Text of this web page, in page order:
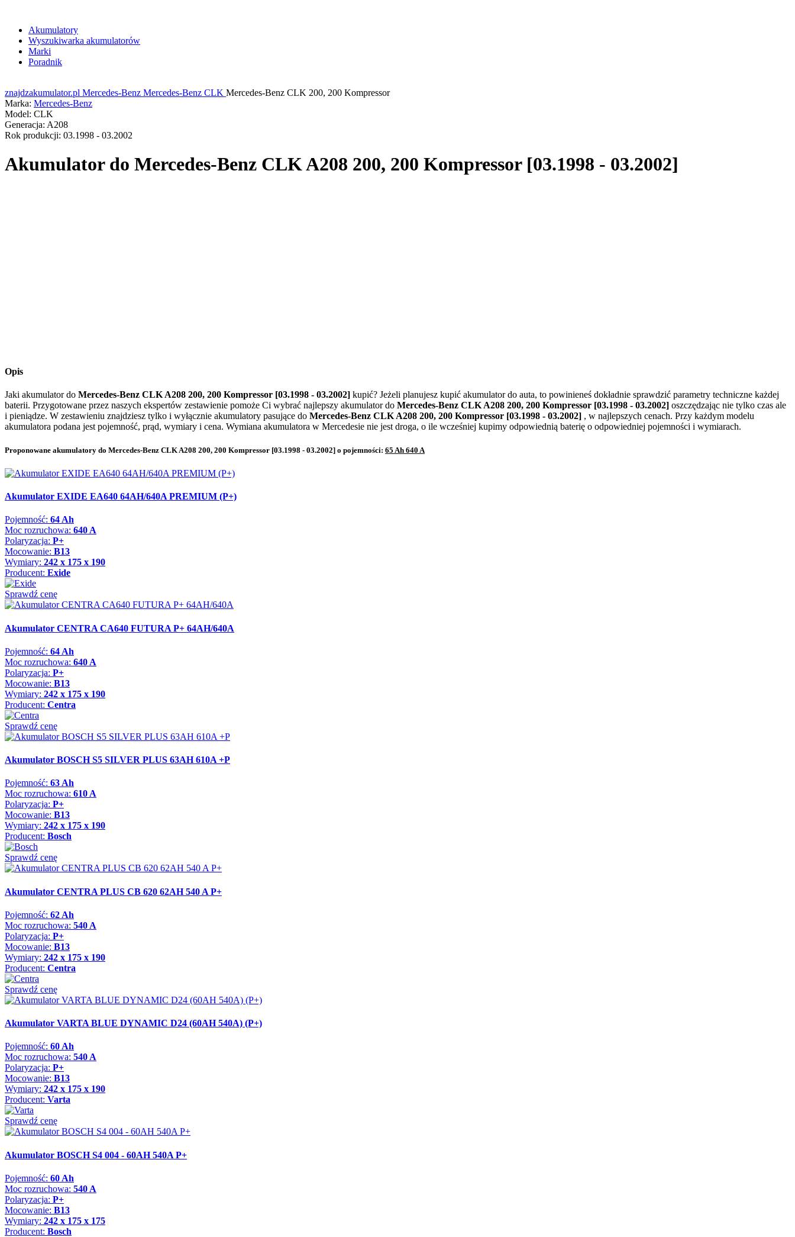
Akumulatory
Wyszukiwarka akumulatorów
Marki
Poradnik
znajdzakumulator.pl Mercedes-Benz Mercedes-Benz CLK Mercedes-Benz CLK 200, 200 Kompressor
Marka: Mercedes-Benz
Model: CLK
Generacja: A208
Rok produkcji: 03.1998 - 03.2002
Akumulator do Mercedes-Benz CLK A208 200, 200 Kompressor [03.1998 - 03.2002]
Opis
Jaki akumulator do Mercedes-Benz CLK A208 200, 200 Kompressor [03.1998 - 03.2002] kupić? Jeżeli planujesz kupić akumulator do auta, to powinieneś dokładnie sprawdzić parametry techniczne każdej
baterii. Przygotowane przez naszych ekspertów zestawienie pomoże Ci wybrać najlepszy akumulator do Mercedes-Benz CLK A208 200, 200 Kompressor [03.1998 - 03.2002] oszczędzając nie tylko czas ale
i pieniądze. W zestawieniu znajdziesz tylko i wyłącznie akumulatory pasujące do Mercedes-Benz CLK A208 200, 200 Kompressor [03.1998 - 03.2002] , w najlepszych cenach. Przy każdym modelu
akumulatora podana jest pojemność, prąd, wymiary i cena. Wymiana akumulatora w Mercedesie nie jest droga, o ile wcześniej kupimy odpowiednią baterię o odpowiedniej pojemności i wymiarach.
Proponowane akumulatory do Mercedes-Benz CLK A208 200, 200 Kompressor [03.1998 - 03.2002] o pojemności: 65 Ah 640 A
Akumulator EXIDE EA640 64AH/640A PREMIUM (P+)
Pojemność: 64 Ah
Moc rozruchowa: 640 A
Polaryzacja: P+
Mocowanie: B13
Wymiary: 242 x 175 x 190
Producent: Exide
Sprawdź cenę
Akumulator CENTRA CA640 FUTURA P+ 64AH/640A
Pojemność: 64 Ah
Moc rozruchowa: 640 A
Polaryzacja: P+
Mocowanie: B13
Wymiary: 242 x 175 x 190
Producent: Centra
Sprawdź cenę
Akumulator BOSCH S5 SILVER PLUS 63AH 610A +P
Pojemność: 63 Ah
Moc rozruchowa: 610 A
Polaryzacja: P+
Mocowanie: B13
Wymiary: 242 x 175 x 190
Producent: Bosch
Sprawdź cenę
Akumulator CENTRA PLUS CB 620 62AH 540 A P+
Pojemność: 62 Ah
Moc rozruchowa: 540 A
Polaryzacja: P+
Mocowanie: B13
Wymiary: 242 x 175 x 190
Producent: Centra
Sprawdź cenę
Akumulator VARTA BLUE DYNAMIC D24 (60AH 540A) (P+)
Pojemność: 60 Ah
Moc rozruchowa: 540 A
Polaryzacja: P+
Mocowanie: B13
Wymiary: 242 x 175 x 190
Producent: Varta
Sprawdź cenę
Akumulator BOSCH S4 004 - 60AH 540A P+
Pojemność: 60 Ah
Moc rozruchowa: 540 A
Polaryzacja: P+
Mocowanie: B13
Wymiary: 242 x 175 x 175
Producent: Bosch